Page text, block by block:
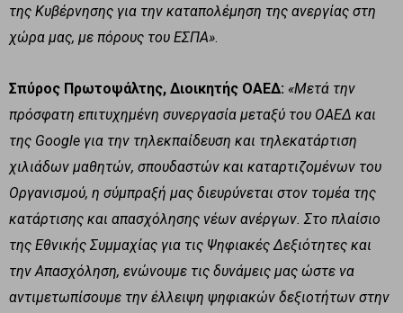
της Κυβέρνησης για την καταπολέμηση της ανεργίας στη
χώρα μας, με πόρους του ΕΣΠΑ».
Σπύρος Πρωτοψάλτης, Διοικητής ΟΑΕΔ: «Μετά την
πρόσφατη επιτυχημένη συνεργασία μεταξύ του ΟΑΕΔ και
της Google για την τηλεκπαίδευση και τηλεκατάρτιση
χιλιάδων μαθητών, σπουδαστών και καταρτιζομένων του
Οργανισμού, η σύμπραξή μας διευρύνεται στον τομέα της
κατάρτισης και απασχόλησης νέων ανέργων. Στο πλαίσιο
της Εθνικής Συμμαχίας για τις Ψηφιακές Δεξιότητες και
την Απασχόληση, ενώνουμε τις δυνάμεις μας ώστε να
αντιμετωπίσουμε την έλλειψη ψηφιακών δεξιοτήτων στην